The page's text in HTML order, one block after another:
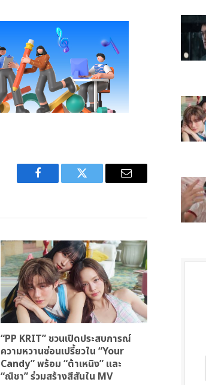
Facebook Twitter Email
“PP KRIT” ชวนเปิดประสบการณ์
ความหวานซ่อนเปรี้ยวใน “Your
Candy” พร้อม “ต้าเหนิง” และ
“ณิชา” ร่วมสร้างสีสันใน MV